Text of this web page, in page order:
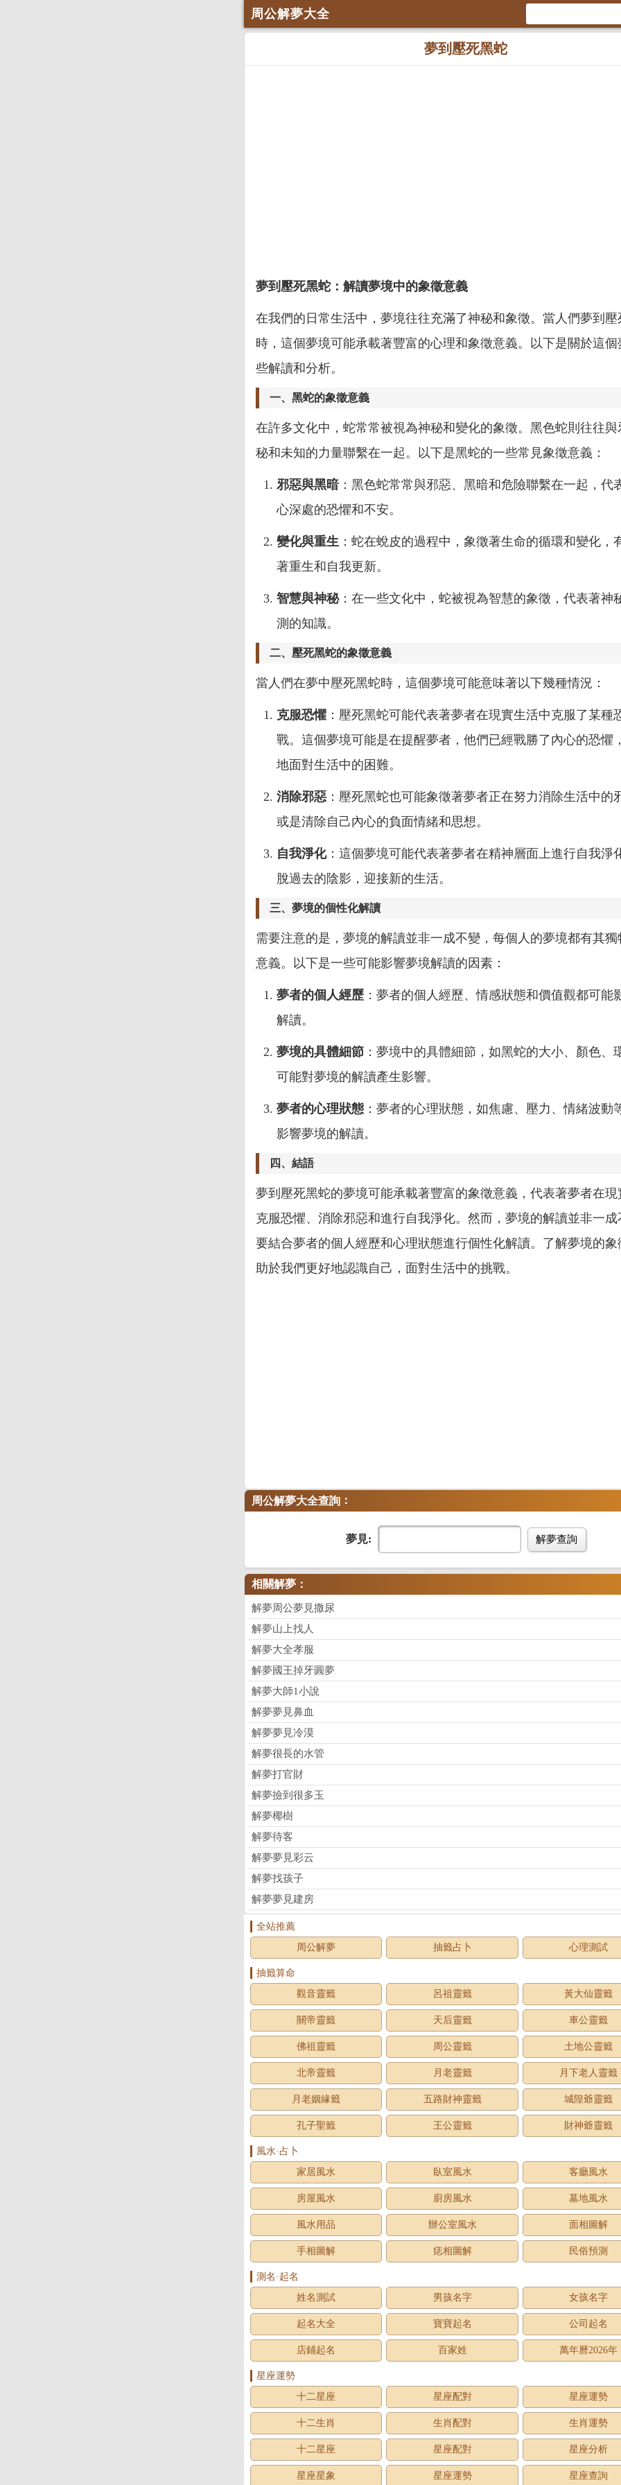
周公解夢大全
夢到壓死黑蛇
夢到壓死黑蛇：解讀夢境中的象徵意義
在我們的日常生活中，夢境往往充滿了神秘和象徵。當人們夢到壓
時，這個夢境可能承載著豐富的心理和象徵意義。以下是關於這個
些解讀和分析。
一、黑蛇的象徵意義
在許多文化中，蛇常常被視為神秘和變化的象徵。黑色蛇則往往與
秘和未知的力量聯繫在一起。以下是黑蛇的一些常見象徵意義：
邪惡與黑暗：黑色蛇常常與邪惡、黑暗和危險聯繫在一起，代
心深處的恐懼和不安。
變化與重生 ：蛇在蛻皮的過程中，象徵著生命的循環和變化，
著重生和自我更新。
智慧與神秘：在一些文化中，蛇被視為智慧的象徵，代表著神
測的知識。
二、壓死黑蛇的象徵意義
當人們在夢中壓死黑蛇時，這個夢境可能意味著以下幾種情況：
克服恐懼 ：壓死黑蛇可能代表著夢者在現實生活中克服了某種
戰。這個夢境可能是在提醒夢者，他們已經戰勝了內心的恐懼
地面對生活中的困難。
消除邪惡 ：壓死黑蛇也可能象徵著夢者正在努力消除生活中的
或是清除自己內心的負面情緒和思想。
自我淨化：這個夢境可能代表著夢者在精神層面上進行自我淨
脫過去的陰影，迎接新的生活。
三、夢境的個性化解讀
需要注意的是，夢境的解讀並非一成不變，每個人的夢境都有其獨
意義。以下是一些可能影響夢境解讀的因素：
夢者的個人經歷 ：夢者的個人經歷、情感狀態和價值觀都可能
解讀。
夢境的具體細節 ：夢境中的具體細節，如黑蛇的大小、顏色、
可能對夢境的解讀產生影響。
夢者的心理狀態 ：夢者的心理狀態，如焦慮、壓力、情緒波動
影響夢境的解讀。
四、結語
夢到壓死黑蛇的夢境可能承載著豐富的象徵意義，代表著夢者在現
克服恐懼、消除邪惡和進行自我淨化。然而，夢境的解讀並非一成
要結合夢者的個人經歷和心理狀態進行個性化解讀。了解夢境的象
助於我們更好地認識自己，面對生活中的挑戰。
周公解夢大全查詢 ：
夢見: 解夢查詢
相關解夢：
解夢周公夢見撒尿
解夢山上找人
解夢大全孝服
解夢國王掉牙圓夢
解夢大師1小說
解夢夢見鼻血
解夢夢見冷漠
解夢很長的水管
解夢打官財
解夢撿到很多玉
解夢椰樹
解夢待客
解夢夢見彩云
解夢找孩子
解夢夢見建房
全站推薦
周公解夢
抽籤占卜 心理測試
抽籤算命
觀音靈籤
呂祖靈籤 黃大仙靈籤
關帝靈籤 天后靈籤 車公靈籤
佛祖靈籤 周公靈籤 土地公靈籤
北帝靈籤 月老靈籤 月下老人靈籤
月老姻緣籤 五路財神靈籤 城隍爺靈籤
孔子聖籤 王公靈籤 財神爺靈籤
風水·占卜
家居風水
臥室風水 客廳風水
房屋風水 廚房風水 墓地風水
風水用品 辦公室風水 面相圖解
手相圖解 痣相圖解 民俗預測
測名·起名
姓名測試
男孩名字 女孩名字
起名大全 寶寶起名 公司起名
店鋪起名 百家姓 萬年曆2026年
星座運勢
十二星座
星座配對 星座運勢
十二生肖 生肖配對 生肖運勢
十二星座 星座配對 星座分析
星座星象 星座運勢 星座查詢